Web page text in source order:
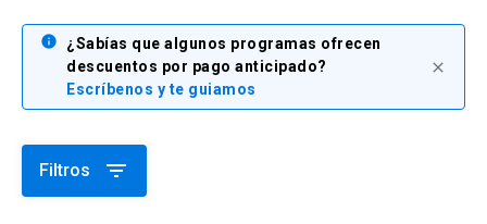
Programas de Estudio
Programas Corporativos
Noticias
info
¿Sabías que algunos programas ofrecen
descuentos por pago anticipado?
Escríbenos y te guiamos
close
Filtros filter_list